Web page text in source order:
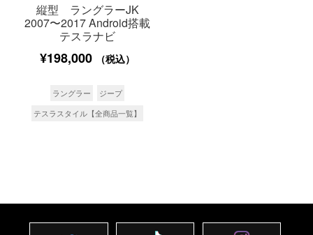
縦型 ラングラーJK
2007〜2017 Android搭載
テスラナビ
¥198,000 （税込）
ラングラー
ジープ
テスラスタイル【全商品一覧】